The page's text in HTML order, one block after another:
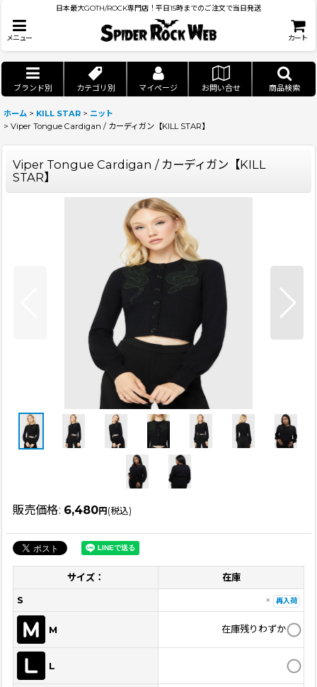
日本最大GOTH/ROCK専門店！平日15時までのご注文で当日発送
メニュー カート
ブランド別 カテゴリ別 マイページ お問い合せ 商品検索
ホーム > KILL STAR > ニット
> Viper Tongue Cardigan / カーディガン【KILL STAR】
Viper Tongue Cardigan / カーディガン【KILL
STAR】
販売価格: 6,480円 (税込)
サイズ：
在庫
S
× 再入荷
M 在庫残りわずか
L